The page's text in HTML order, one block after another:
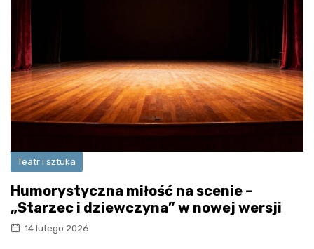
Teatr i sztuka
Humorystyczna miłość na scenie –
„Starzec i dziewczyna” w nowej wersji
14 lutego 2026